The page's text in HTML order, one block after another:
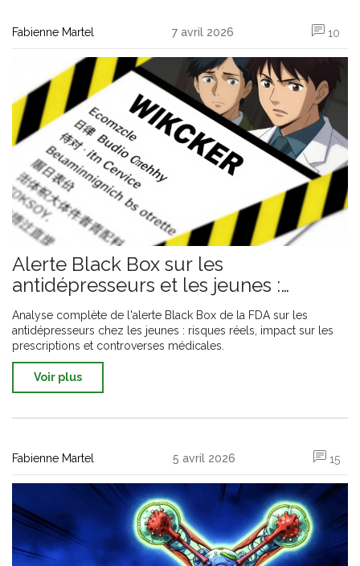
Fabienne Martel 7 avril 2026 10
Alerte Black Box sur les
antidépresseurs et les jeunes :
comprendre les risques et les réalités
Analyse complète de l'alerte Black Box de la FDA sur les
antidépresseurs chez les jeunes : risques réels, impact sur les
prescriptions et controverses médicales.
Voir plus
Fabienne Martel 5 avril 2026 15